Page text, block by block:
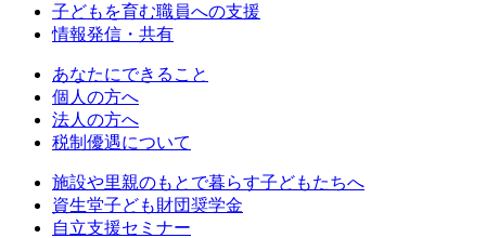
子どもを育む職員への支援
情報発信・共有
あなたにできること
個人の方へ
法人の方へ
税制優遇について
施設や里親のもとで暮らす子どもたちへ
資生堂子ども財団奨学金
自立支援セミナー